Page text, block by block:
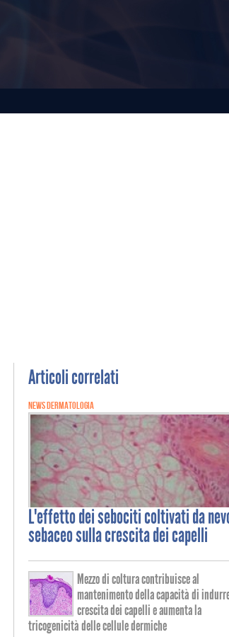
Articoli correlati
NEWS DERMATOLOGIA
L'effettodei sebociti coltivati da
sebaceo sulla crescita dei capelli
Mezzo di coltura contribuisce al
mantenimento della capacità di
crescita dei capelli e aumenta la
tricogenicità delle cellule dermiche